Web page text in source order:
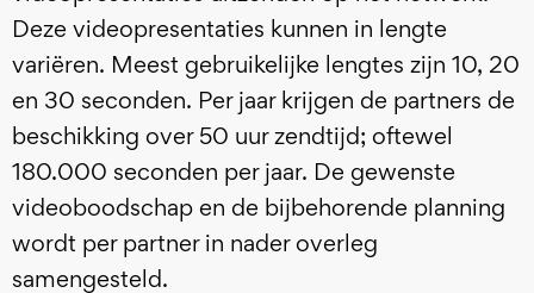
Deze videopresentaties kunnen in lengte
variëren. Meest gebruikelijke lengtes zijn 10, 20
en 30 seconden. Per jaar krijgen de partners de
beschikking over 50 uur zendtijd; oftewel
180.000 seconden per jaar. De gewenste
videoboodschap en de bijbehorende planning
wordt per partner in nader overleg
samengesteld.